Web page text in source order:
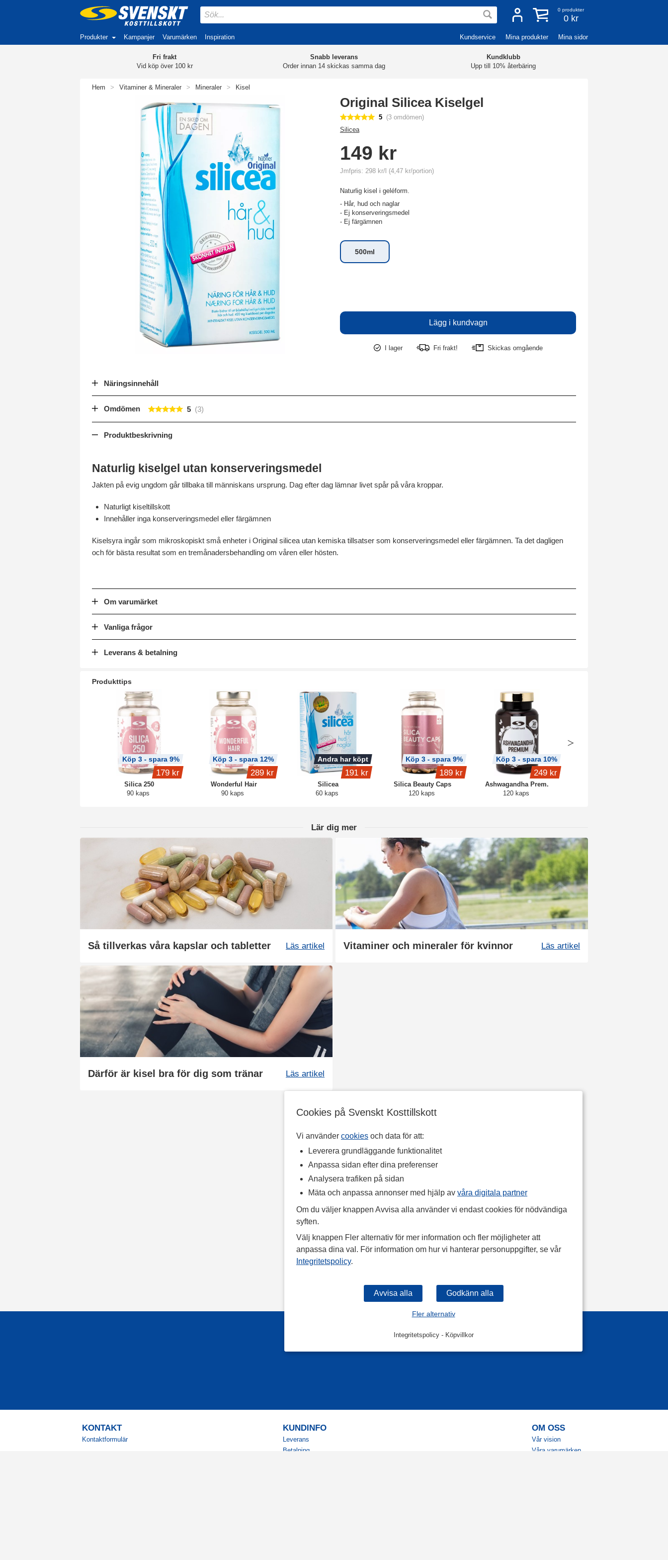
Cookies på Svenskt Kosttillskott
Vi använder cookies och data för att:
Leverera grundläggande funktionalitet
Anpassa sidan efter dina preferenser
Analysera trafiken på sidan
Mäta och anpassa annonser med hjälp av våra digitala partner
Om du väljer knappen Avvisa alla använder vi endast cookies för nödvändiga
syften.
Välj knappen Fler alternativ för mer information och fler möjligheter att
anpassa dina val. För information om hur vi hanterar personuppgifter, se vår
Integritetspolicy.
Fler alternativ
Integritetspolicy- Köpvillkor
0 produkter
0 kr
Produkter Kampanjer Varumärken Inspiration Kundservice Mina produkter Mina sidor
Fri frakt
Vid köp över 100 kr
Snabb leverans
Order innan 14 skickas samma dag
Kundklubb
Upp till 10% återbäring
Hem > Vitaminer & Mineraler > Mineraler > Kisel
Original Silicea Kiselgel
5 (3 omdömen)
Silicea
149 kr
Jmfpris: 298 kr/l (4,47 kr/portion)
Naturlig kisel i geléform.
- Hår, hud och naglar
- Ej konserveringsmedel
- Ej färgämnen
500ml
I lager Fri frakt! Skickas omgående
Näringsinnehåll
Omdömen 5
Produktbeskrivning
Naturlig kiselgel utan konserveringsmedel
Jakten på evig ungdom går tillbaka till människans ursprung. Dag efter dag lämnar livet spår på våra kroppar.
Naturligt kiseltillskott
Innehåller inga konserveringsmedel eller färgämnen
Kiselsyra ingår som mikroskopiskt små enheter i Original silicea utan kemiska tillsatser som konserveringsmedel eller färgämnen. Ta det dagligen
och för bästa resultat som en tremånadersbehandling om våren eller hösten.
Om varumärket
Vanliga frågor
Leverans & betalning
Produkttips
Silica 250
90 kaps
Köp 3 - spara 9%
179 kr
Wonderful Hair
90 kaps
Köp 3 - spara 12%
289 kr
Silicea
60 kaps
Andra har köpt
191 kr
Silica Beauty Caps
120 kaps
Köp 3 - spara 9%
189 kr
Ashwagandha Prem.
120 kaps
Köp 3 - spara 10%
249 kr
Lär dig mer
Så tillverkas våra kapslar och tabletter Läs artikel Vitaminer och mineraler för kvinnor Läs artikel
Därför är kisel bra för dig som tränar Läs artikel
KONTAKT
Kontaktformulär
KUNDINFO
Leverans
Betalning
OM OSS
Vår vision
Våra varumärken